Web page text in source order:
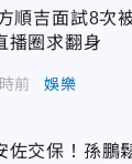
順吉面試8次
播圈求翻身
前 娛樂
佐交保！孫鵬